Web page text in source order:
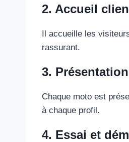
2. Accueil
Il accueille les
rassurant.
3.
Chaque moto est
à chaque profil.
4. Essai et